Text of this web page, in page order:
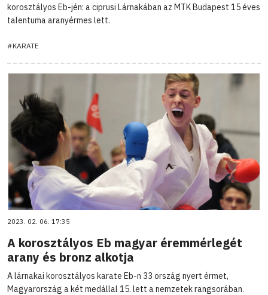
korosztályos Eb-jén: a ciprusi Lárnakában az MTK Budapest 15 éves
talentuma aranyérmes lett.
#KARATE
2023. 02. 06. 17:35
A korosztályos Eb magyar éremmérlegét
arany és bronz alkotja
A lárnakai korosztályos karate Eb-n 33 ország nyert érmet,
Magyarország a két medállal 15. lett a nemzetek rangsorában.